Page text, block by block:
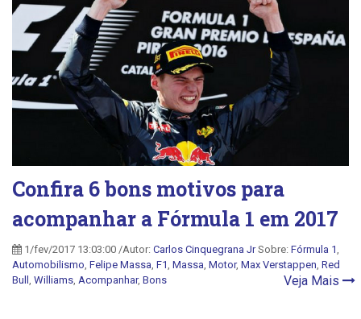
Confira 6 bons motivos para
acompanhar a Fórmula 1 em 2017
1/fev/2017 13:03:00 /Autor: Carlos Cinquegrana JrSobre: Fórmula 1
Automobilismo Felipe Massa F1 Massa Motor, Max Verstappen Red
Bull Williams Acompanhar, Bons Veja Mais